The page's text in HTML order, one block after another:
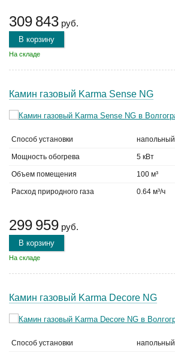
309 843 руб.
В корзину
На складе
Камин газовый Karma Sense NG
Способ установки напольный
Мощность обогрева 5 кВт
Объем помещения 100 м³
Расход природного газа 0.64 м³/ч
299 959 руб.
В корзину
На складе
Камин газовый Karma Decore NG
Способ установки напольный